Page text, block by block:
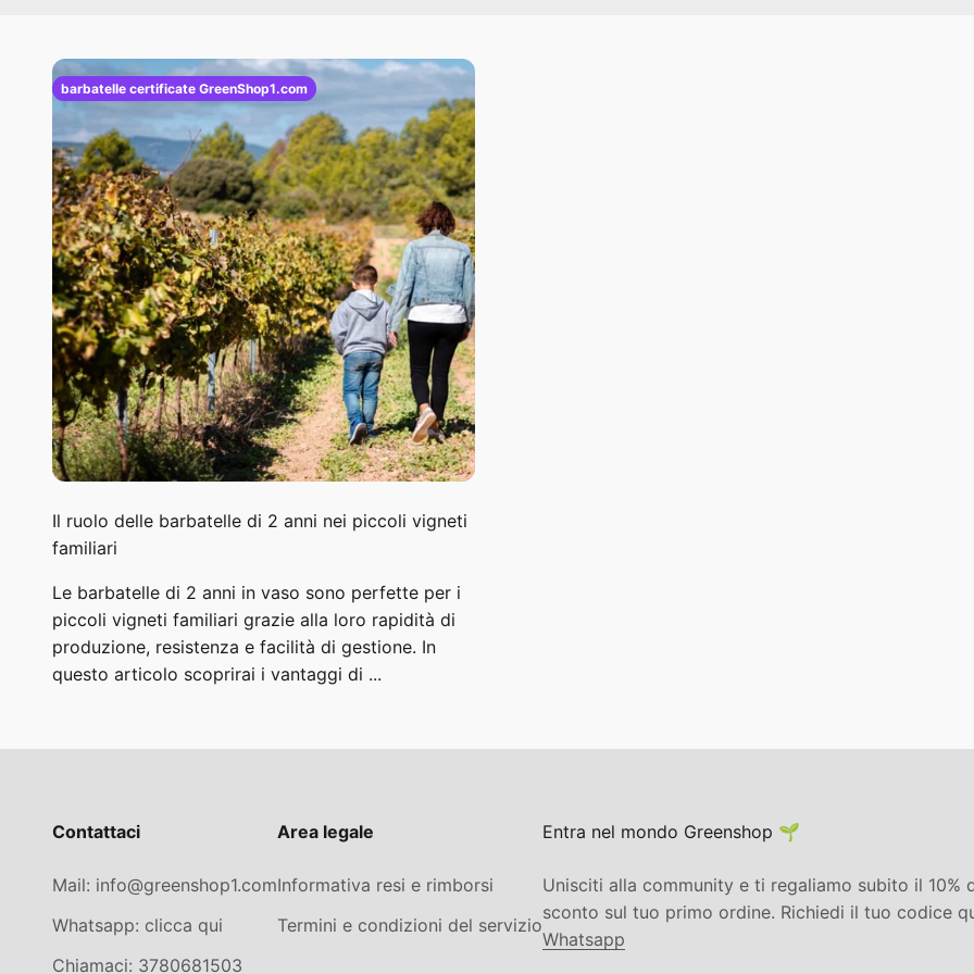
barbatelle certificate GreenShop1.com
Il ruolo delle barbatelle di 2 anni nei piccoli vigneti
familiari
Le barbatelle di 2 anni in vaso sono perfette per i
piccoli vigneti familiari grazie alla loro rapidità di
produzione, resistenza e facilità di gestione. In
questo articolo scoprirai i vantaggi di ...
Contattaci
Mail: info@greenshop1.com
Whatsapp: clicca qui
Chiamaci: 3780681503
Area legale
Informativa resi e rimborsi
Termini e condizioni del servizio
Entra nel mondo Greenshop 🌱
Unisciti alla community e ti regaliamo subito il 10%
sconto sul tuo primo ordine. Richiedi il tuo codice
Whatsapp